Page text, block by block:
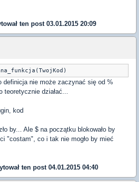
ten post 03.01.2015 20:09
definicja nie może zaczynać się od %
teoretycznie działać...
kod
by... Ale $ na początku blokowało by
"costam", co i tak nie mogło by mieć
ten post 04.01.2015 04:40